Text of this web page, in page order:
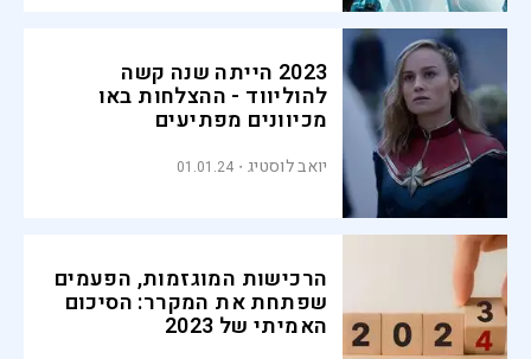
2023 הייתה שנה קשה
להוליווד - ההצלחות באו
מכיוונים מפתיעים
יואב לוסטיג 01.01.24
הרכישות המוגזמות, הפעמים
שפתחת את המקרר: הסיכום
האמיתי של 2023